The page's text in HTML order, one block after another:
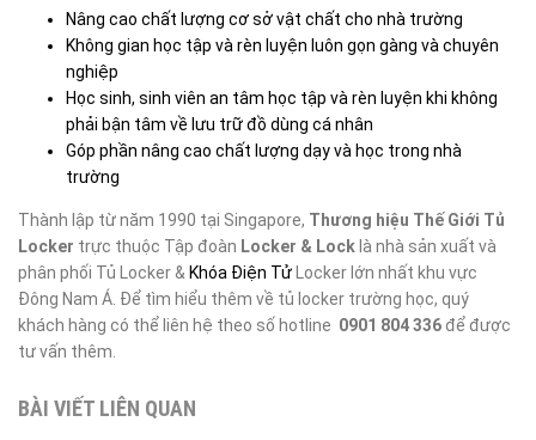
Nâng cao chất lượng cơ sở vật chất cho nhà trường
Không gian học tập và rèn luyện luôn gọn gàng và chuyên
nghiệp
Học sinh, sinh viên an tâm học tập và rèn luyện khi không
phải bận tâm về lưu trữ đồ dùng cá nhân
Góp phần nâng cao chất lượng dạy và học trong nhà
trường
Thành lập từ năm 1990 tại Singapore, Thương hiệu Thế Giới Tủ
Locker trực thuộc Tập đoàn Locker & Lock là nhà sản xuất và
phân phối Tủ Locker & Khóa Điện Tử Locker lớn nhất khu vực
Đông Nam Á. Để tìm hiểu thêm về tủ locker trường học, quý
khách hàng có thể liên hệ theo số hotline 0901 804 336 để được
tư vấn thêm.
BÀI VIẾT LIÊN QUAN